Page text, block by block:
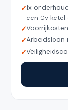
1x
een Cv
Arbeidsloon